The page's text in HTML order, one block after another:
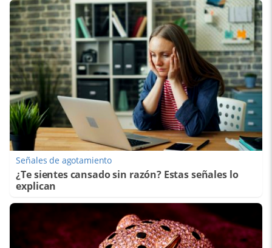
Señales de agotamiento
¿Te sientes cansado sin razón? Estas señales lo
explican